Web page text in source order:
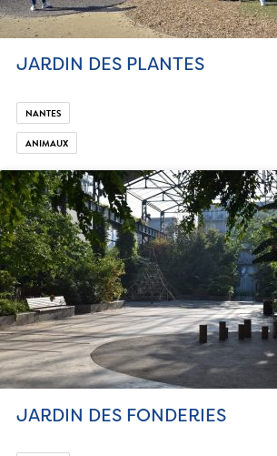
JARDIN DES PLANTES
NANTES
ANIMAUX
JARDIN DES FONDERIES